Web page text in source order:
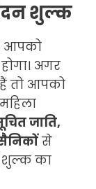
शुल्क
आपको
अगर
तो आपको
जाति,
से
शुल्क का